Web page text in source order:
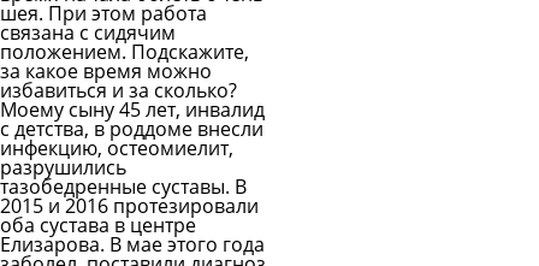
шея. При этом работа
связана с сидячим
положением. Подскажите,
за какое время можно
избавиться и за сколько?
Моему сыну 45 лет, инвалид
с детства, в роддоме внесли
инфекцию, остеомиелит,
разрушились
тазобедренные суставы. В
2015 и 2016 протезировали
оба сустава в центре
Елизарова. В мае этого года